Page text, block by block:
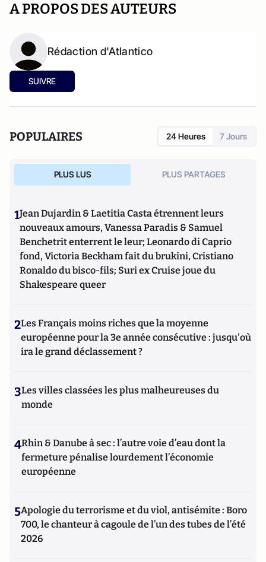
A PROPOS DES AUTEURS
Rédaction d'Atlantico
SUIVRE
POPULAIRES 24 Heures 7 Jours
PLUS LUS PLUS PARTAGES
1Jean Dujardin & Laetitia Casta étrennent leurs
nouveaux amours, Vanessa Paradis & Samuel
Benchetrit enterrent le leur; Leonardo di Caprio
fond, Victoria Beckham fait du brukini, Cristiano
Ronaldo du bisco-fils; Suri ex Cruise joue du
Shakespeare queer
2Les Français moins riches que la moyenne
européenne pour la 3e année consécutive : jusqu'où
ira le grand déclassement ?
3Les villes classées les plus malheureuses du
monde
4Rhin & Danube à sec : l’autre voie d’eau dont la
fermeture pénalise lourdement l’économie
européenne
5Apologie du terrorisme et du viol, antisémite : Boro
700, le chanteur à cagoule de l’un des tubes de l’été
2026